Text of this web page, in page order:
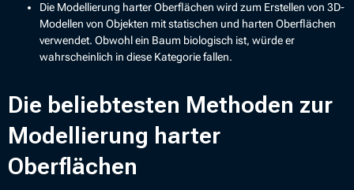
Die Modellierung harter Oberflächen wird zum Erstellen von 3D-
Modellen von Objekten mit statischen und harten Oberflächen
verwendet. Obwohl ein Baum biologisch ist, würde er
wahrscheinlich in diese Kategorie fallen.
Die beliebtesten Methoden zur
Modellierung harter
Oberflächen